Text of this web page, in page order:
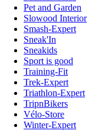
Pet and Garden
Slowood Interior
Smash-Expert
Sneak'In
Sneakids
Sport is good
Training-Fit
Trek-Expert
Triathlon-Expert
TripnBikers
Vélo-Store
Winter-Expert